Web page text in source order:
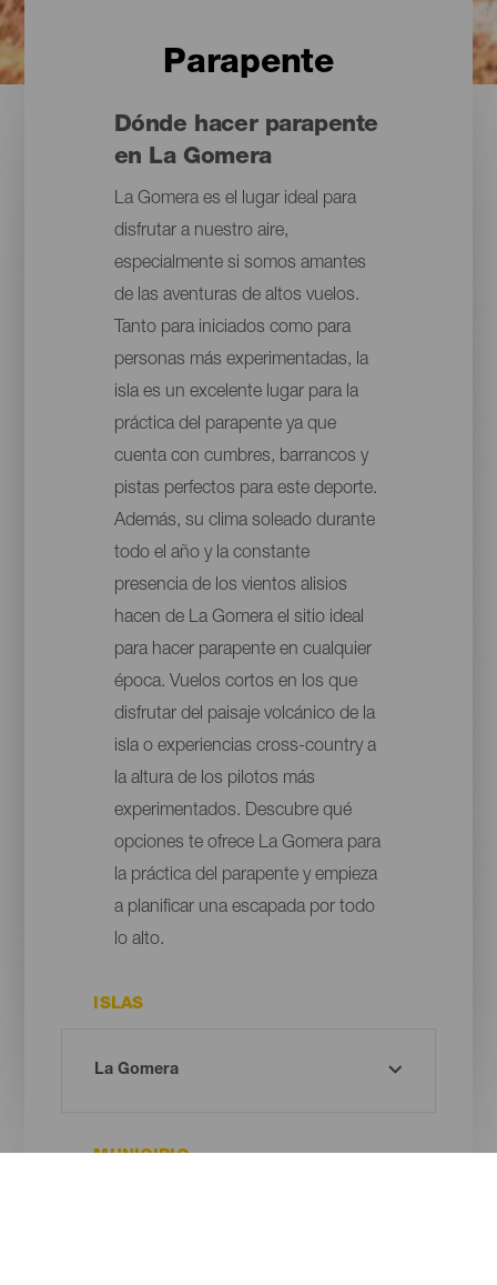
Parapente
Dónde hacer parapente
en La Gomera
La Gomera es el lugar ideal para
disfrutar a nuestro aire,
especialmente si somos amantes
de las aventuras de altos vuelos.
Tanto para iniciados como para
personas más experimentadas, la
isla es un excelente lugar para la
práctica del parapente ya que
cuenta con cumbres, barrancos y
pistas perfectos para este deporte.
Además, su clima soleado durante
todo el año y la constante
presencia de los vientos alisios
hacen de La Gomera el sitio ideal
para hacer parapente en cualquier
época. Vuelos cortos en los que
disfrutar del paisaje volcánico de la
isla o experiencias cross-country a
la altura de los pilotos más
experimentados. Descubre qué
opciones te ofrece La Gomera para
la práctica del parapente y empieza
a planificar una escapada por todo
lo alto.
ISLAS
MUNICIPIO